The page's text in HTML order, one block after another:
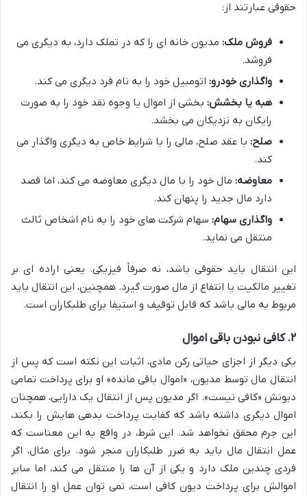
حقوقی عبارتند از:
فروش ملک: مدیون خانه ای را که در تملک دارد، به دیگری می
فروشد.
واگذاری خودرو: اتومبیل خود را به نام فرد دیگری می کند.
هبه یا بخشش: بخشی از اموال یا وجوه نقد خود را به صورت
رایگان به نزدیکان می بخشد.
صلح: با عقد صلح، مالی را با شرایط خاص به دیگری واگذار می
کند.
معاوضه: مال خود را با مال دیگری معاوضه می کند، اما قصد
دارد مال جدید را پنهان کند.
واگذاری سهام: سهام شرکت های خود را به نام اشخاص ثالث
منتقل می نماید.
این انتقال باید حقوقی باشد، نه صرفاً فیزیکی. یعنی اراده ای بر
تغییر مالکیت یا انتفاع از مال صورت گیرد. همچنین، این انتقال باید
مربوط به مالی باشد که قابل توقیف و استیفا برای طلبکاران است.
۲. کافی نبودن باقی اموال
یکی دیگر از اجزای حیاتی رکن مادی، اثبات این نکته است که پس از
انتقال مال توسط مدیون، «اموال باقی مانده» او برای پرداخت تمامی
دیونش «کافی نیست». اگر مدیون پس از انتقال یک دارایی، همچنان
اموال دیگری داشته باشد که کفایت پرداخت بدهی هایش را بکند،
این جرم محقق نخواهد شد. این شرط، در واقع به این معناست که
عمل انتقال مال باید به ضرر طلبکاران منجر شود. برای مثال، اگر
فردی چندین ملک دارد و یکی از آن ها را منتقل می کند، اما سایر
اموالش برای پرداخت دیون کافی است، نمی توان عمل او را انتقال